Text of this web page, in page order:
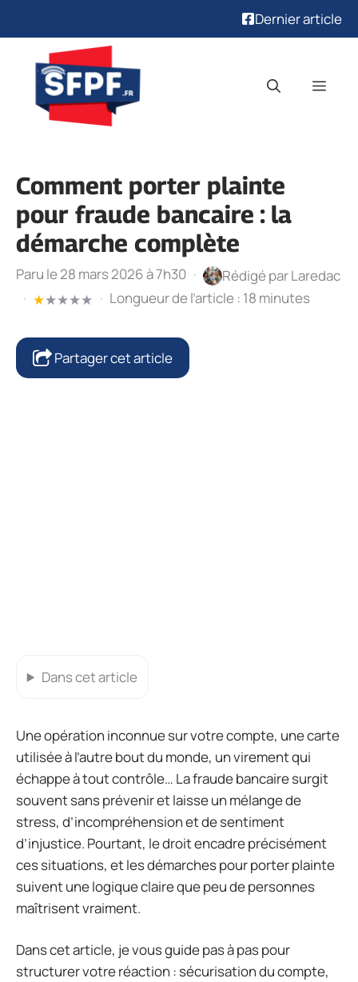
Dernier article
contenu
Comment porter plainte
pour fraude bancaire : la
démarche complète
Paru le 28 mars 2026 à 7h30 · Rédigé parLaredac
· ★★★★★ · Longueur de l’article : 18 minutes
Partager cet article
Dans cet article
Une opération inconnue sur votre compte, une carte
utilisée à l’autre bout du monde, un virement qui
échappe à tout contrôle… La fraude bancaire surgit
souvent sans prévenir et laisse un mélange de
stress, d’incompréhension et de sentiment
d’injustice. Pourtant, le droit encadre précisément
ces situations, et les démarches pour porter plainte
suivent une logique claire que peu de personnes
maîtrisent vraiment.
Dans cet article, je vous guide pas à pas pour
structurer votre réaction : sécurisation du compte,